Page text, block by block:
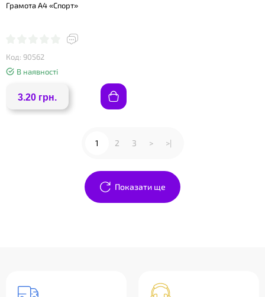
Грамота А4 «Спорт»
Код: 90562
В наявності
3.20 грн.
Показати ще
1 2 3 > >|